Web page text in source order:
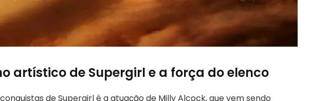
artístico de Supergirl e a força do elenco
de Supergirl é a atuação de Milly Alcock, que vem sendo